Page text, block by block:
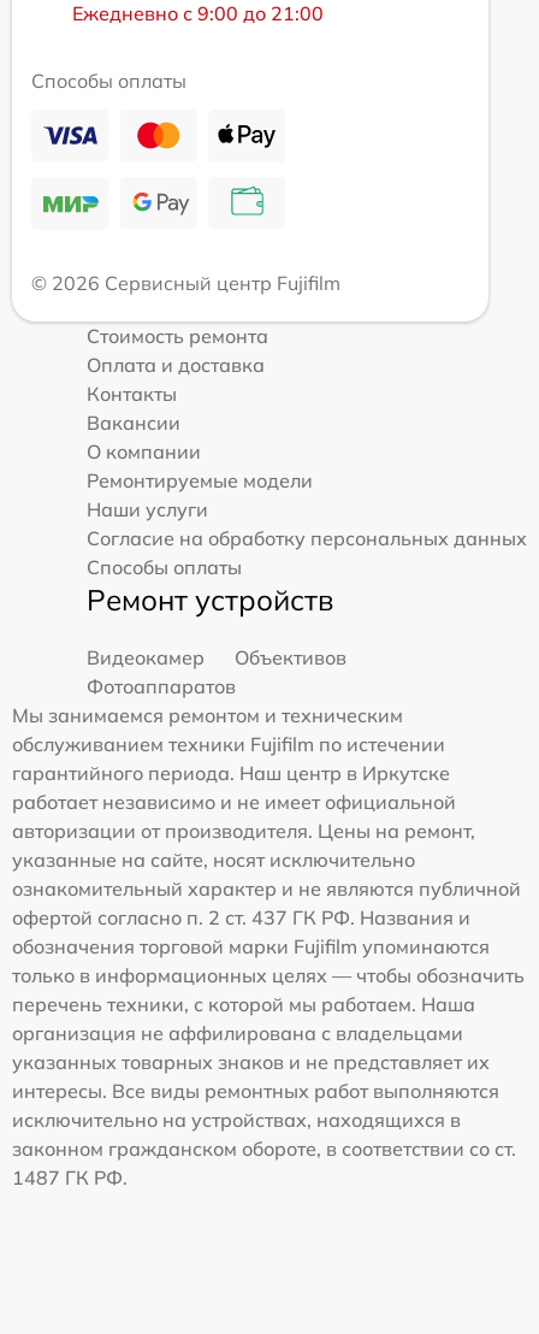
Ежедневно с 9:00 до 21:00
Способы оплаты
© 2026 Сервисный центр Fujifilm
Стоимость ремонта
Оплата и доставка
Контакты
Вакансии
О компании
Ремонтируемые модели
Наши услуги
Согласие на обработку персональных данных
Способы оплаты
Ремонт устройств
Видеокамер
Объективов
Фотоаппаратов
Мы занимаемся ремонтом и техническим
обслуживанием техники Fujifilm по истечении
гарантийного периода. Наш центр в Иркутске
работает независимо и не имеет официальной
авторизации от производителя. Цены на ремонт,
указанные на сайте, носят исключительно
ознакомительный характер и не являются публичной
офертой согласно п. 2 ст. 437 ГК РФ. Названия и
обозначения торговой марки Fujifilm упоминаются
только в информационных целях — чтобы обозначить
перечень техники, с которой мы работаем. Наша
организация не аффилирована с владельцами
указанных товарных знаков и не представляет их
интересы. Все виды ремонтных работ выполняются
исключительно на устройствах, находящихся в
законном гражданском обороте, в соответствии со ст.
1487 ГК РФ.